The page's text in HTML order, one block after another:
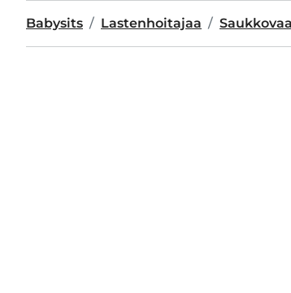
Babysits Lastenhoitajaa